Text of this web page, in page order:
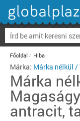
Főoldal Hiba
Márka: Márka nélkül
Márka
antracit,